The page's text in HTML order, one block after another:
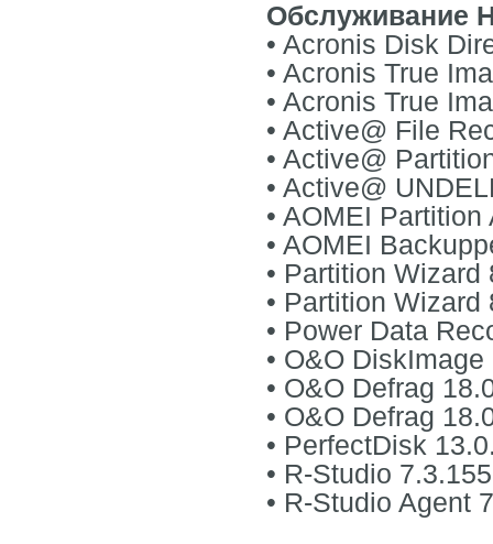
Обслуживание
• Acronis Disk
• Acronis True
• Acronis True
• Active@ File
• Active@
• Active@
• AOMEI
• AOMEI
• Partition
• Partition Wizard
• Power Data
• O&O
• O&O Defrag
• O&O Defrag
• PerfectDisk
• R-Studio
• R-Studio Agent